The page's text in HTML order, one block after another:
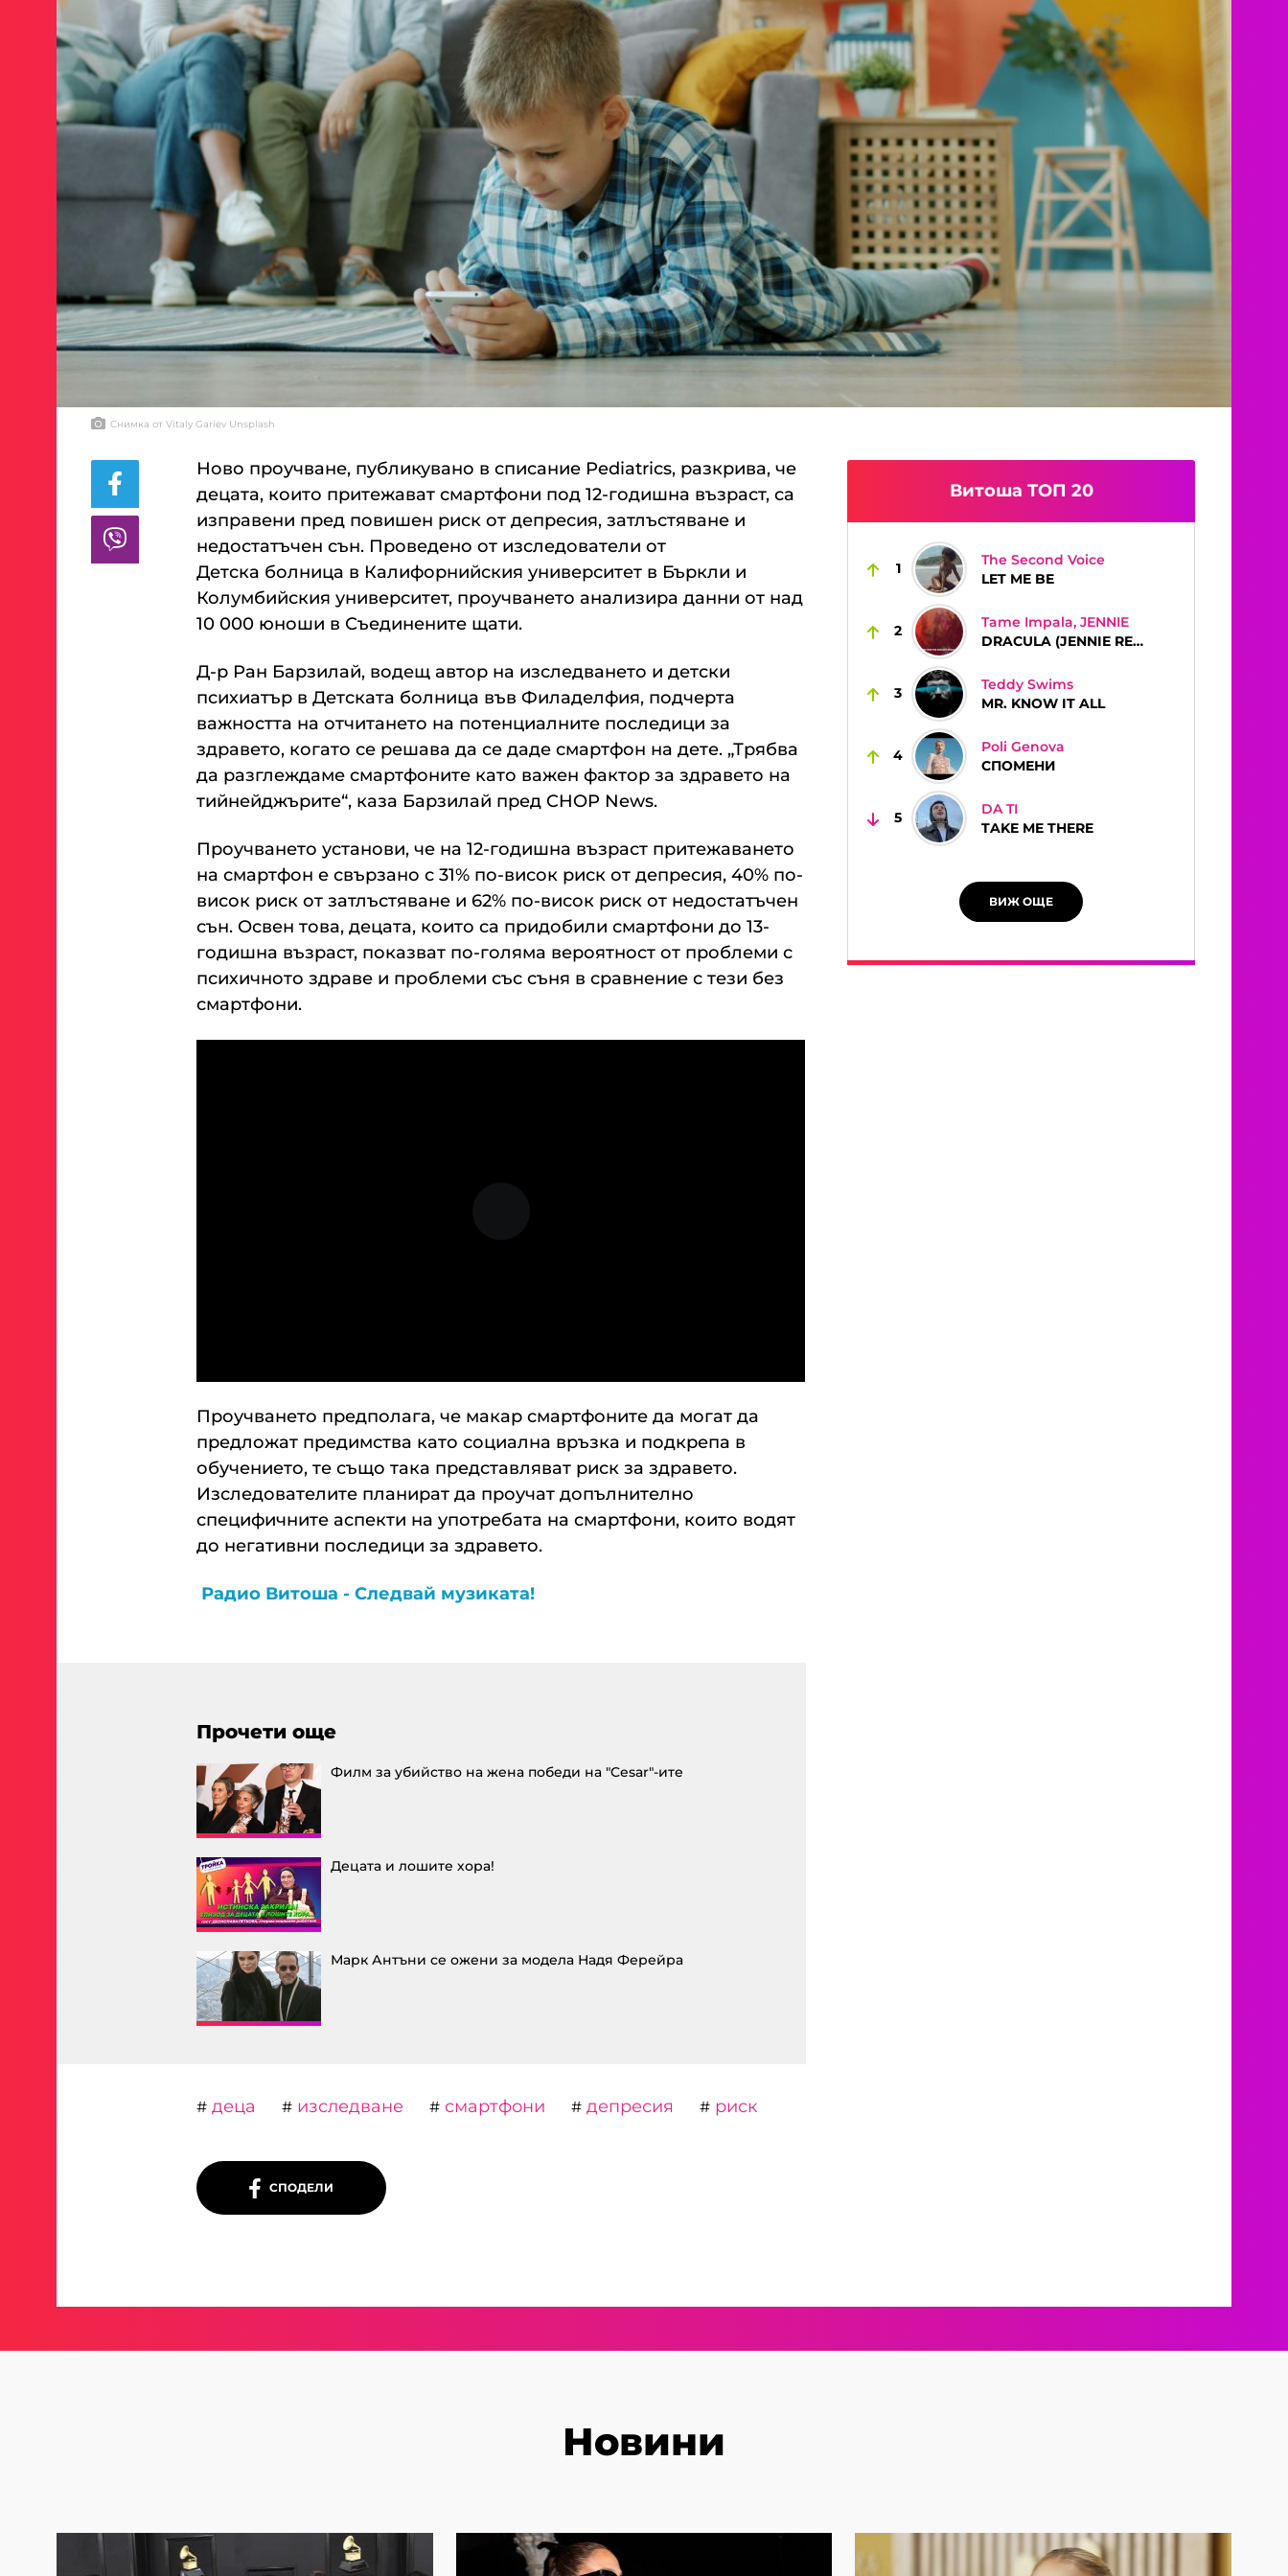
Снимка от Vitaly Gariev Unsplash
Ново проучване, публикувано в списание Pediatrics, разкрива, че
децата, които притежават смартфони под 12-годишна възраст, са
изправени пред повишен риск от депресия, затлъстяване и
недостатъчен сън. Проведено от изследователи от
Детска болница в Калифорнийския университет в Бъркли и
Колумбийския университет, проучването анализира данни от над
10 000 юноши в Съединените щати.
Д-р Ран Барзилай, водещ автор на изследването и детски
психиатър в Детската болница във Филаделфия, подчерта
важността на отчитането на потенциалните последици за
здравето, когато се решава да се даде смартфон на дете. „Трябва
да разглеждаме смартфоните като важен фактор за здравето на
тийнейджърите“, каза Барзилай пред CHOP News.
Проучването установи, че на 12-годишна възраст притежаването
на смартфон е свързано с 31% по-висок риск от депресия, 40% по-
висок риск от затлъстяване и 62% по-висок риск от недостатъчен
сън. Освен това, децата, които са придобили смартфони до 13-
годишна възраст, показват по-голяма вероятност от проблеми с
психичното здраве и проблеми със съня в сравнение с тези без
смартфони.
Проучването предполага, че макар смартфоните да могат да
предложат предимства като социална връзка и подкрепа в
обучението, те също така представляват риск за здравето.
Изследователите планират да проучат допълнително
специфичните аспекти на употребата на смартфони, които водят
до негативни последици за здравето.
Радио Витоша - Следвай музиката!
Прочети още
Филм за убийство на жена победи на "Cesar"-ите
Децата и лошите хора!
Марк Антъни се ожени за модела Надя Ферейра
# деца # изследване # смартфони # депресия # риск
СПОДЕЛИ
Витоша ТОП 20
1
The Second Voice
LET ME BE
2
Tame Impala, JENNIE
DRACULA (JENNIE REMIX)
3
Teddy Swims
MR. KNOW IT ALL
4
Poli Genova
СПОМЕНИ
5
DA TI
TAKE ME THERE
ВИЖ ОЩЕ
Новини